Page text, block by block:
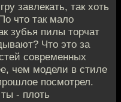
завлекать, так хоть
что так мало
зубья пилы торчат
Что это за
современных
чем модели в стиле
посмотрел.
- плоть